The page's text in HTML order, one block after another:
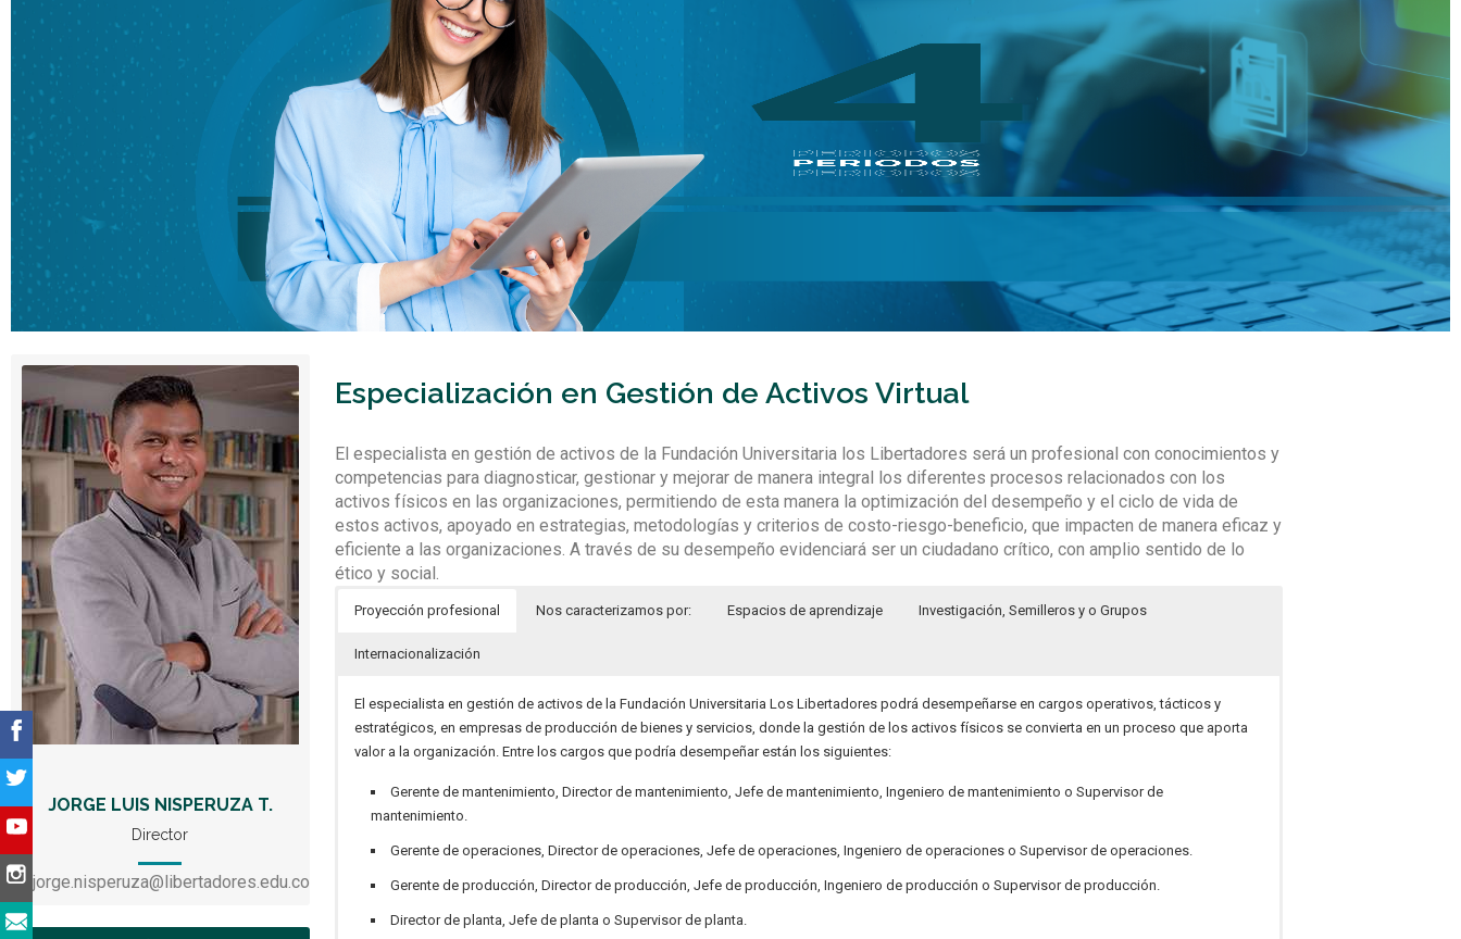
JORGE LUIS NISPERUZA T.
Director
jorge.nisperuza@libertadores.edu.co
Especialización en Gestión de Activos Virtual
El especialista en gestión de activos de la Fundación Universitaria los Libertadores será un profesional con conocimientos y
competencias para diagnosticar, gestionar y mejorar de manera integral los diferentes procesos relacionados con los
activos físicos en las organizaciones, permitiendo de esta manera la optimización del desempeño y el ciclo de vida de
estos activos, apoyado en estrategias, metodologías y criterios de costo-riesgo-beneficio, que impacten de manera eficaz y
eficiente a las organizaciones. A través de su desempeño evidenciará ser un ciudadano crítico, con amplio sentido de lo
ético y social.
Proyección profesional Nos caracterizamos por: Espacios de aprendizaje Investigación, Semilleros y o Grupos
Internacionalización
El especialista en gestión de activos de la Fundación Universitaria Los Libertadores podrá desempeñarse en cargos operativos, tácticos y
estratégicos, en empresas de producción de bienes y servicios, donde la gestión de los activos físicos se convierta en un proceso que aporta
valor a la organización. Entre los cargos que podría desempeñar están los siguientes:
Gerente de mantenimiento, Director de mantenimiento, Jefe de mantenimiento, Ingeniero de mantenimiento o Supervisor de
mantenimiento.
Gerente de operaciones, Director de operaciones, Jefe de operaciones, Ingeniero de operaciones o Supervisor de operaciones.
Gerente de producción, Director de producción, Jefe de producción, Ingeniero de producción o Supervisor de producción.
Director de planta, Jefe de planta o Supervisor de planta.